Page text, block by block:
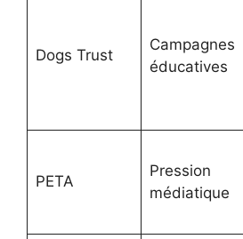
Dogs Trust
Campagnes
éducatives
PETA
Pression
médiatique